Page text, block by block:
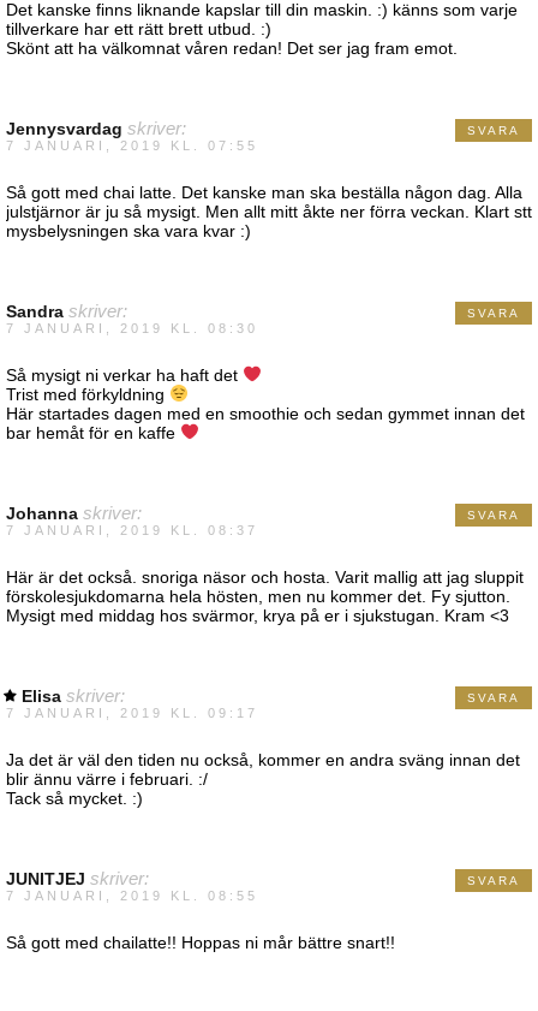
Det kanske finns liknande kapslar till din maskin. :) känns som varje
tillverkare har ett rätt brett utbud. :)
Skönt att ha välkomnat våren redan! Det ser jag fram emot.
Jennysvardag skriver:
7 JANUARI, 2019 KL. 07:55
Så gott med chai latte. Det kanske man ska beställa någon dag. Alla
julstjärnor är ju så mysigt. Men allt mitt åkte ner förra veckan. Klart stt
mysbelysningen ska vara kvar :)
SVARA
Sandra skriver:
7 JANUARI, 2019 KL. 08:30
Så mysigt ni verkar ha haft det
Trist med förkyldning
Här startades dagen med en smoothie och sedan gymmet innan det
bar hemåt för en kaffe
SVARA
Johanna skriver:
7 JANUARI, 2019 KL. 08:37
Här är det också. snoriga näsor och hosta. Varit mallig att jag sluppit
förskolesjukdomarna hela hösten, men nu kommer det. Fy sjutton.
Mysigt med middag hos svärmor, krya på er i sjukstugan. Kram <3
SVARA
Elisa skriver:
7 JANUARI, 2019 KL. 09:17
Ja det är väl den tiden nu också, kommer en andra sväng innan det
blir ännu värre i februari. :/
Tack så mycket. :)
SVARA
JUNITJEJ skriver:
7 JANUARI, 2019 KL. 08:55
Så gott med chailatte!! Hoppas ni mår bättre snart!!
SVARA